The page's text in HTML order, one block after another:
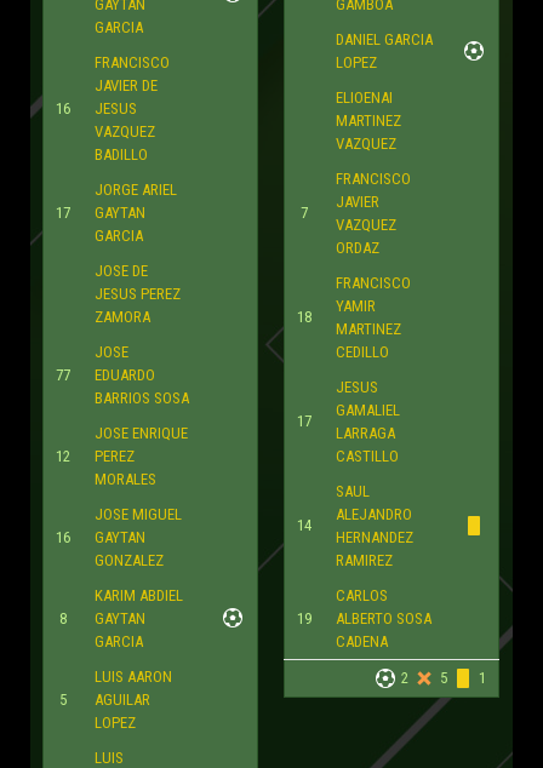
GAYTAN
GARCIA
16
FRANCISCO
JAVIER DE
JESUS
VAZQUEZ
BADILLO
17
JORGE ARIEL
GAYTAN
GARCIA
JOSE DE
JESUS PEREZ
ZAMORA
77
JOSE
EDUARDO
BARRIOS SOSA
12
JOSE ENRIQUE
PEREZ
MORALES
16
JOSE MIGUEL
GAYTAN
GONZALEZ
8
KARIM ABDIEL
GAYTAN
GARCIA
5
LUIS AARON
AGUILAR
LOPEZ
LUIS
GAMBOA
DANIEL GARCIA
LOPEZ
ELIOENAI
MARTINEZ
VAZQUEZ
7
FRANCISCO
JAVIER
VAZQUEZ
ORDAZ
18
FRANCISCO
YAMIR
MARTINEZ
CEDILLO
17
JESUS
GAMALIEL
LARRAGA
CASTILLO
14
SAUL
ALEJANDRO
HERNANDEZ
RAMIREZ
19
CARLOS
ALBERTO SOSA
CADENA
2
5 1